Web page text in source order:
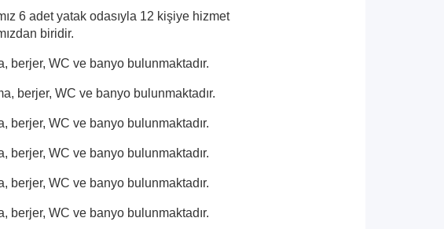
6 adet yatak odasıyla 12 kişiye hizmet
biridir.
berjer, WC ve banyo bulunmaktadır.
berjer, WC ve banyo bulunmaktadır.
berjer, WC ve banyo bulunmaktadır.
berjer, WC ve banyo bulunmaktadır.
berjer, WC ve banyo bulunmaktadır.
berjer, WC ve banyo bulunmaktadır.